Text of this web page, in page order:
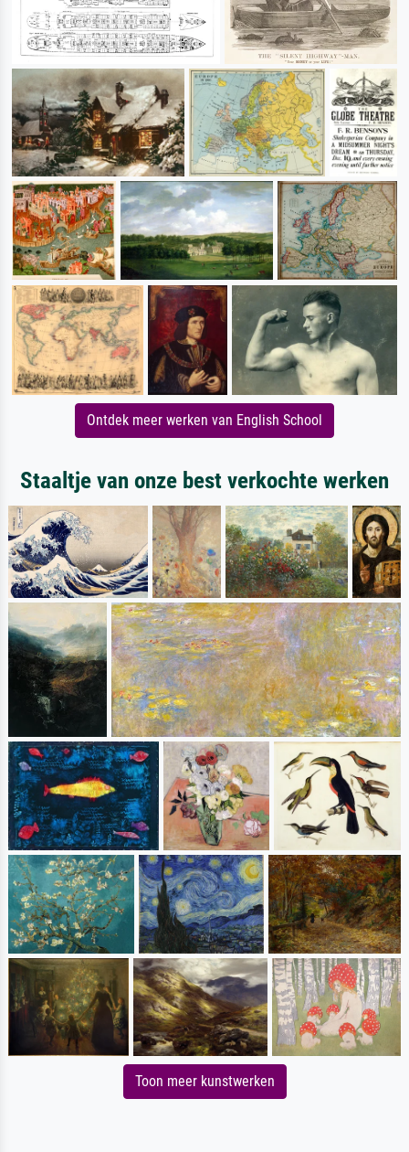
Ontdek meer werken van English School
Staaltje van onze best verkochte werken
Toon meer kunstwerken